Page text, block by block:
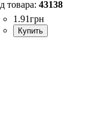
43138
1 .91грн
Купить